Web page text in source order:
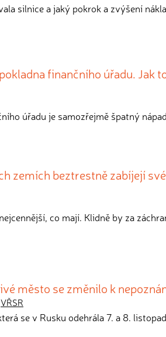
silnice a jaký pokrok a zvýšení
finančního úřadu. Jak
úřadu je samozřejmě špatný
zemích beztrestně zabíjejí
co mají. Klidně by za
město se změnilo k
VŘSR
se v Rusku odehrála 7. a 8.